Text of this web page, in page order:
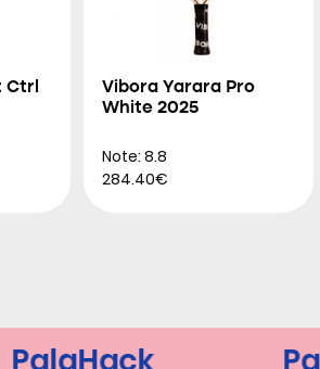
Ctrl
Vibora Yarara Pro
White 2025
Note: 8.8
284.40€